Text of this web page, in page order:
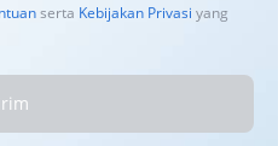
serta Kebijakan Privasi yang